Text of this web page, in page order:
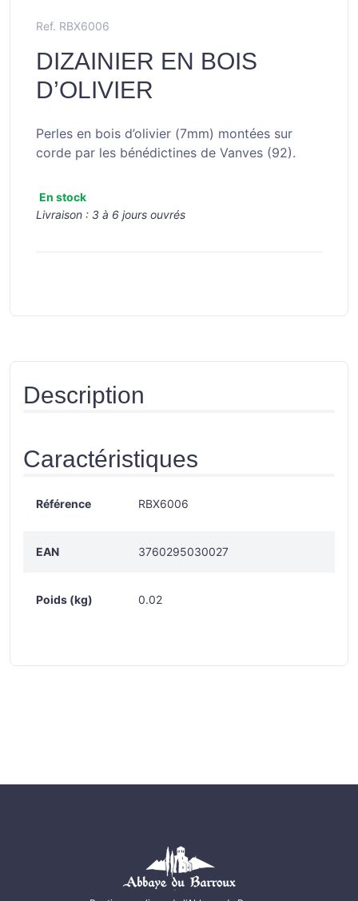
Ref. RBX6006
DIZAINIER EN BOIS
D’OLIVIER
Perles en bois d’olivier (7mm) montées sur
corde par les bénédictines de Vanves (92).
En stock
Livraison : 3 à 6 jours ouvrés
Description
Caractéristiques
Référence RBX6006
EAN 3760295030027
Poids (kg) 0.02